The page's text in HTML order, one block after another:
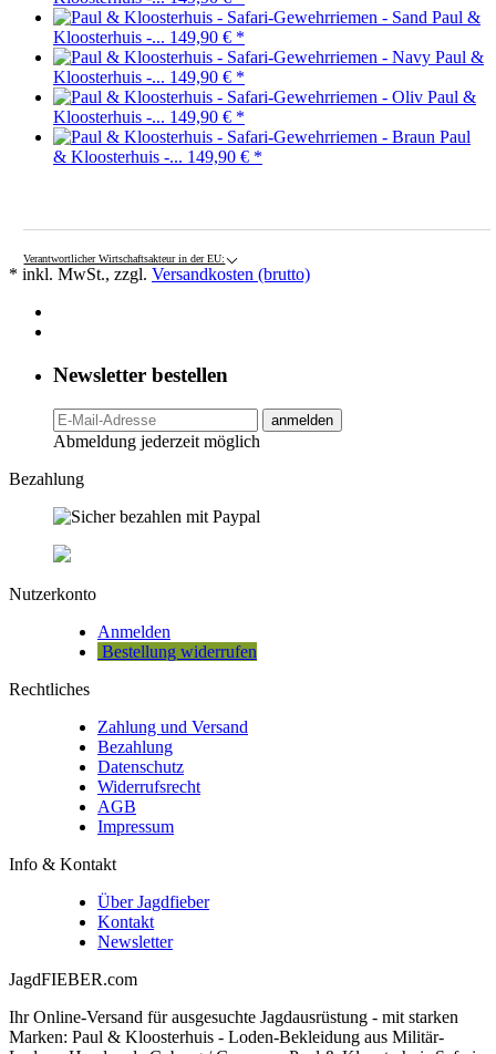
Paul &
Kloosterhuis -... 149,90 € *
Paul &
Kloosterhuis -... 149,90 € *
Paul &
Kloosterhuis -... 149,90 € *
Paul
& Kloosterhuis -... 149,90 € *
Verantwortlicher Wirtschaftsakteur in der EU:
* inkl. MwSt., zzgl. Versandkosten (brutto)
Newsletter bestellen
anmelden
Abmeldung jederzeit möglich
Bezahlung
Nutzerkonto
Anmelden
Bestellung widerrufen
Rechtliches
Zahlung und Versand
Bezahlung
Datenschutz
Widerrufsrecht
AGB
Impressum
Info & Kontakt
Über Jagdfieber
Kontakt
Newsletter
JagdFIEBER.com
Ihr Online-Versand für ausgesuchte Jagdausrüstung - mit starken
Marken: Paul & Kloosterhuis - Loden-Bekleidung aus Militär-